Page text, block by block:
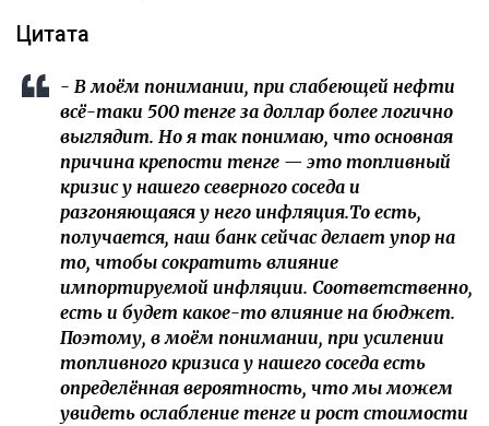
Цитата
- В моём понимании, при слабеющей нефти
всё-таки 500 тенге за доллар более логично
выглядит. Но я так понимаю, что основная
причина крепости тенге — это топливный
кризис у нашего северного соседа и
разгоняющаяся у него инфляция.То есть,
получается, наш банк сейчас делает упор на
то, чтобы сократить влияние
импортируемой инфляции. Соответственно,
есть и будет какое-то влияние на бюджет.
Поэтому, в моём понимании, при усилении
топливного кризиса у нашего соседа есть
определённая вероятность, что мы можем
увидеть ослабление тенге и рост стоимости